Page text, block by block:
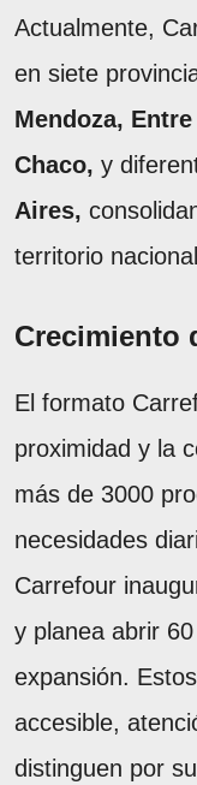
Actualmente,
en siete
Mendoza,
Chaco, y
Aires,
territorio
Crecimiento
El formato
proximidad y la
más de 3000
necesidades
Carrefour
y planea abrir
expansión.
accesible,
distinguen por